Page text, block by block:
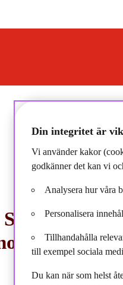
Finance
2020-11-18
Din integritet är
Vi använder kakor
godkänner det kan vi
Analysera hur våra
Personalisera
Tillhandahålla
till exempel sociala
Du kan när som helst